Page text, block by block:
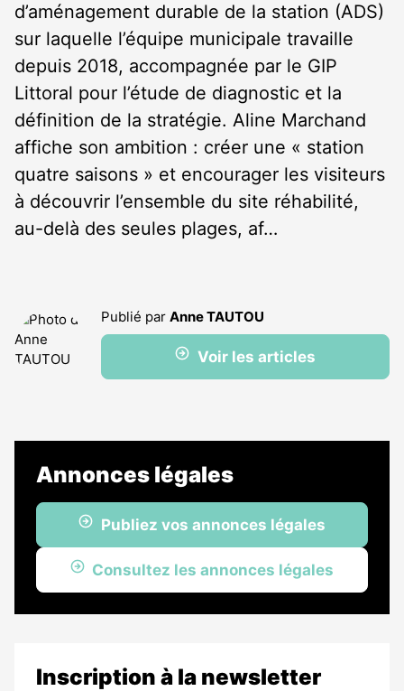
d’aménagement durable de la station (ADS)
sur laquelle l’équipe municipale travaille
depuis 2018, accompagnée par le GIP
Littoral pour l’étude de diagnostic et la
définition de la stratégie. Aline Marchand
affiche son ambition : créer une « station
quatre saisons » et encourager les visiteurs
à découvrir l’ensemble du site réhabilité,
au-delà des seules plages, af…
Publié par Anne TAUTOU
Voir les articles
Annonces légales
Publiez vos annonces légales
Consultez les annonces légales
Inscription à la newsletter